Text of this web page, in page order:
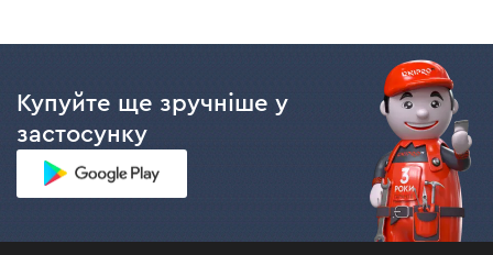
Купуйте ще зручніше у
застосунку